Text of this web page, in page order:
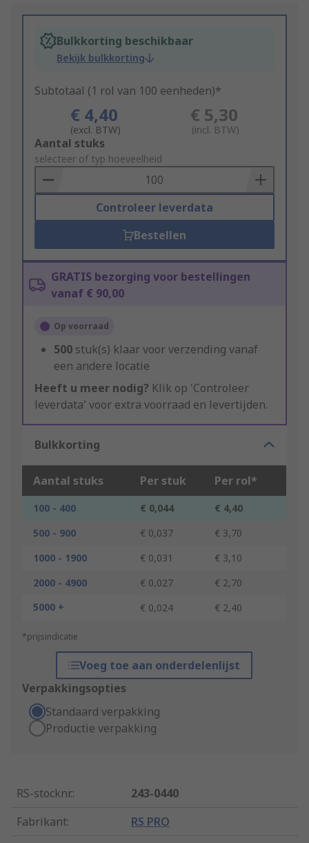
Bulkkorting beschikbaar
Bekijk bulkkorting
Subtotaal (1 rol van 100 eenheden)*
€ 4,40
(excl. BTW)
€ 5,30
(incl. BTW)
Add
to
Basket
Aantal stuks
selecteer of typ hoeveelheid
Controleer leverdata
Bestellen
GRATIS bezorging voor bestellingen
vanaf € 90,00
Op voorraad
500 stuk(s) klaar voor verzending vanaf
een andere locatie
Heeft u meer nodig? Klik op 'Controleer
leverdata' voor extra voorraad en levertijden.
Bulkkorting
Aantal stuks Per stuk Per rol*
100 - 400 € 0,044
€ 4,40
500 - 900
€ 0,037
€ 3,70
1000 - 1900
€ 0,031
€ 3,10
2000 - 4900
€ 0,027
€ 2,70
5000 +
€ 0,024 € 2,40
*prijsindicatie
Voeg toe aan onderdelenlijst
Verpakkingsopties
Standaard verpakking
Productie verpakking
RS-stocknr.:
243-0440
Fabrikant: RS PRO